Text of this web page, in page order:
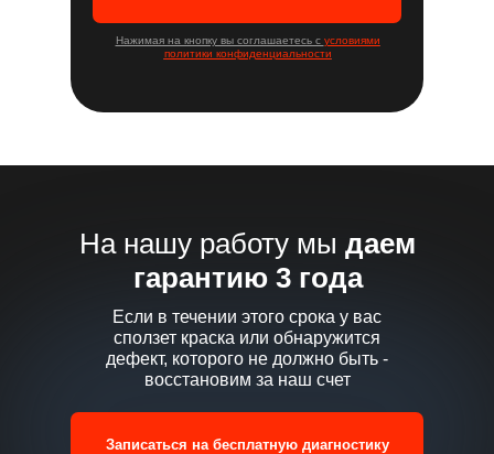
Нажимая на кнопку вы соглашаетесь с условиями
политики конфиденциальности
На нашу работу мы даем
гарантию 3 года
Если в течении этого срока у вас
сползет краска или обнаружится
дефект, которого не должно быть -
восстановим за наш счет
Записаться на бесплатную диагностику